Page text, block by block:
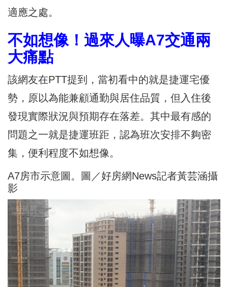
適應之處。
不如想像！過來人曝A7交通兩
大痛點
該網友在PTT提到，當初看中的就是捷運宅優
勢，原以為能兼顧通勤與居住品質，但入住後
發現實際狀況與預期存在落差。其中最有感的
問題之一就是捷運班距，認為班次安排不夠密
集，便利程度不如想像。
A7房市示意圖。圖／好房網News記者黃芸涵攝
影